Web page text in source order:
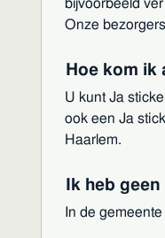
bijvoorbeeld
Onze
Hoe kom ik
U kunt Ja
ook een Ja
Haarlem.
Ik heb
In de